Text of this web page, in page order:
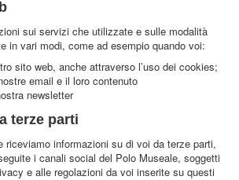
sui servizi che utilizzate e sulle modalità
in vari modi, come ad esempio quando voi:
sito web, anche attraverso l’uso dei cookies;
email e il loro contenuto
newsletter
terze parti
riceviamo informazioni su di voi da terze parti,
i canali social del Polo Museale, soggetti
e alle regolazioni da voi inserite su questi